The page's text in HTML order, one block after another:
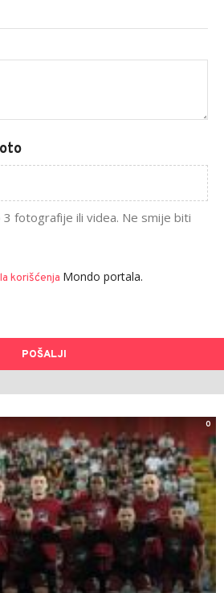
fotografije ili videa. Ne smije biti
korišćenja Mondo portala.
POŠALJI
0